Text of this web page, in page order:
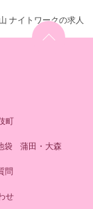
ナイトワークの求人
町
袋 蒲田・大森
問
せ